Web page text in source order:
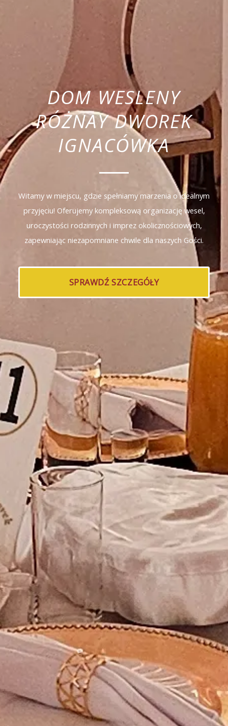
DOM WESLENY
RÓŻNAY DWOREK
IGNACÓWKA
Witamy w miejscu, gdzie spełniamy marzenia o idealnym
przyjęciu! Oferujemy kompleksową organizację wesel,
uroczystości rodzinnych i imprez okolicznościowych,
zapewniając niezapomniane chwile dla naszych Gości.
SPRAWDŹ SZCZEGÓŁY